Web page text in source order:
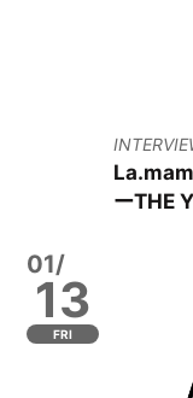
ーTHE
01/
13
FRI